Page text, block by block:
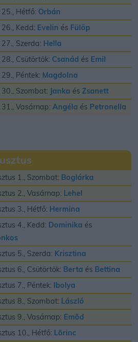
25., Hétfő: Orbán
Kedd: Evelin és Fülöp
Szerda: Hella
28., Csütörtök: Csanád és Emil
Péntek: Magdolna
30., Szombat: Janka és Zsanett
31., Vasárnap: Angéla és Petronella
1., Szombat: Boglárka
2., Vasárnap: Lehel
3., Hétfő: Hermina
4., Kedd: Dominika és
5., Szerda: Krisztina
6., Csütörtök: Berta és Bettina
7., Péntek: Ibolya
8., Szombat: László
9., Vasárnap: Emõd
10., Hétfő: Lõrinc